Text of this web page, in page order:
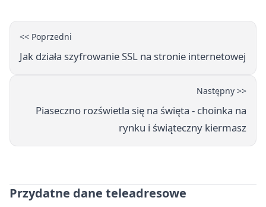
<< Poprzedni
Jak działa szyfrowanie SSL na stronie internetowej
Następny >>
Piaseczno rozświetla się na święta - choinka na
rynku i świąteczny kiermasz
Przydatne dane teleadresowe